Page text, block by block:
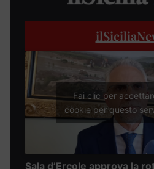
Fai clic per
cookie per questo
Sala d’Ercole approva la